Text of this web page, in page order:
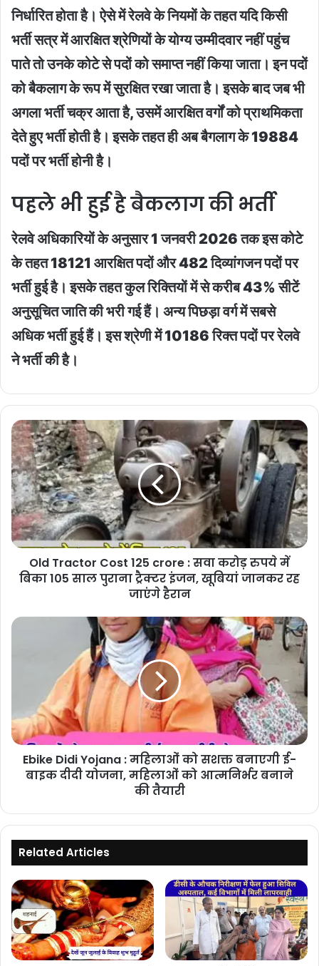
निर्धारित होता है। ऐसे में रेलवे के नियमों के तहत यदि किसी
भर्ती सत्र में आरक्षित श्रेणियों के योग्य उम्मीदवार नहीं पहुंच
पाते तो उनके कोटे से पदों को समाप्त नहीं किया जाता। इन पदों
को बैकलाग के रूप में सुरक्षित रखा जाता है। इसके बाद जब भी
अगला भर्ती चक्र आता है, उसमें आरक्षित वर्गों को प्राथमिकता
देते हुए भर्ती होती है। इसके तहत ही अब बैगलाग के 19884
पदों पर भर्ती होनी है।
पहले भी हुई है बैकलाग की भर्ती
रेलवे अधिकारियों के अनुसार 1 जनवरी 2026 तक इस कोटे
के तहत 18121 आरक्षित पदों और 482 दिव्यांगजन पदों पर
भर्ती हुई है। इसके तहत कुल रिक्तियों में से करीब 43% सीटें
अनुसूचित जाति की भरी गई हैं। अन्य पिछड़ा वर्ग में सबसे
अधिक भर्ती हुई हैं। इस श्रेणी में 10186 रिक्त पदों पर रेलवे
ने भर्ती की है।
Old
Tractor
Cost
125
crore
:
सवा
करोड़
रुपये
बिका
पुराना
हैरान
Old Tractor Cost 125 crore : सवा करोड़ रुपये में
बिका 105 साल पुराना ट्रैक्टर इंजन, खूबियां जानकर रह
जाएंगे हैरान
Ebike
सशक्त
बनाएगी
ई-
बाइक
को
बनाने
की
तैयारी
Ebike Didi Yojana : महिलाओं को सशक्त बनाएगी ई-
बाइक दीदी योजना, महिलाओं को आत्मनिर्भर बनाने
की तैयारी
Related Articles